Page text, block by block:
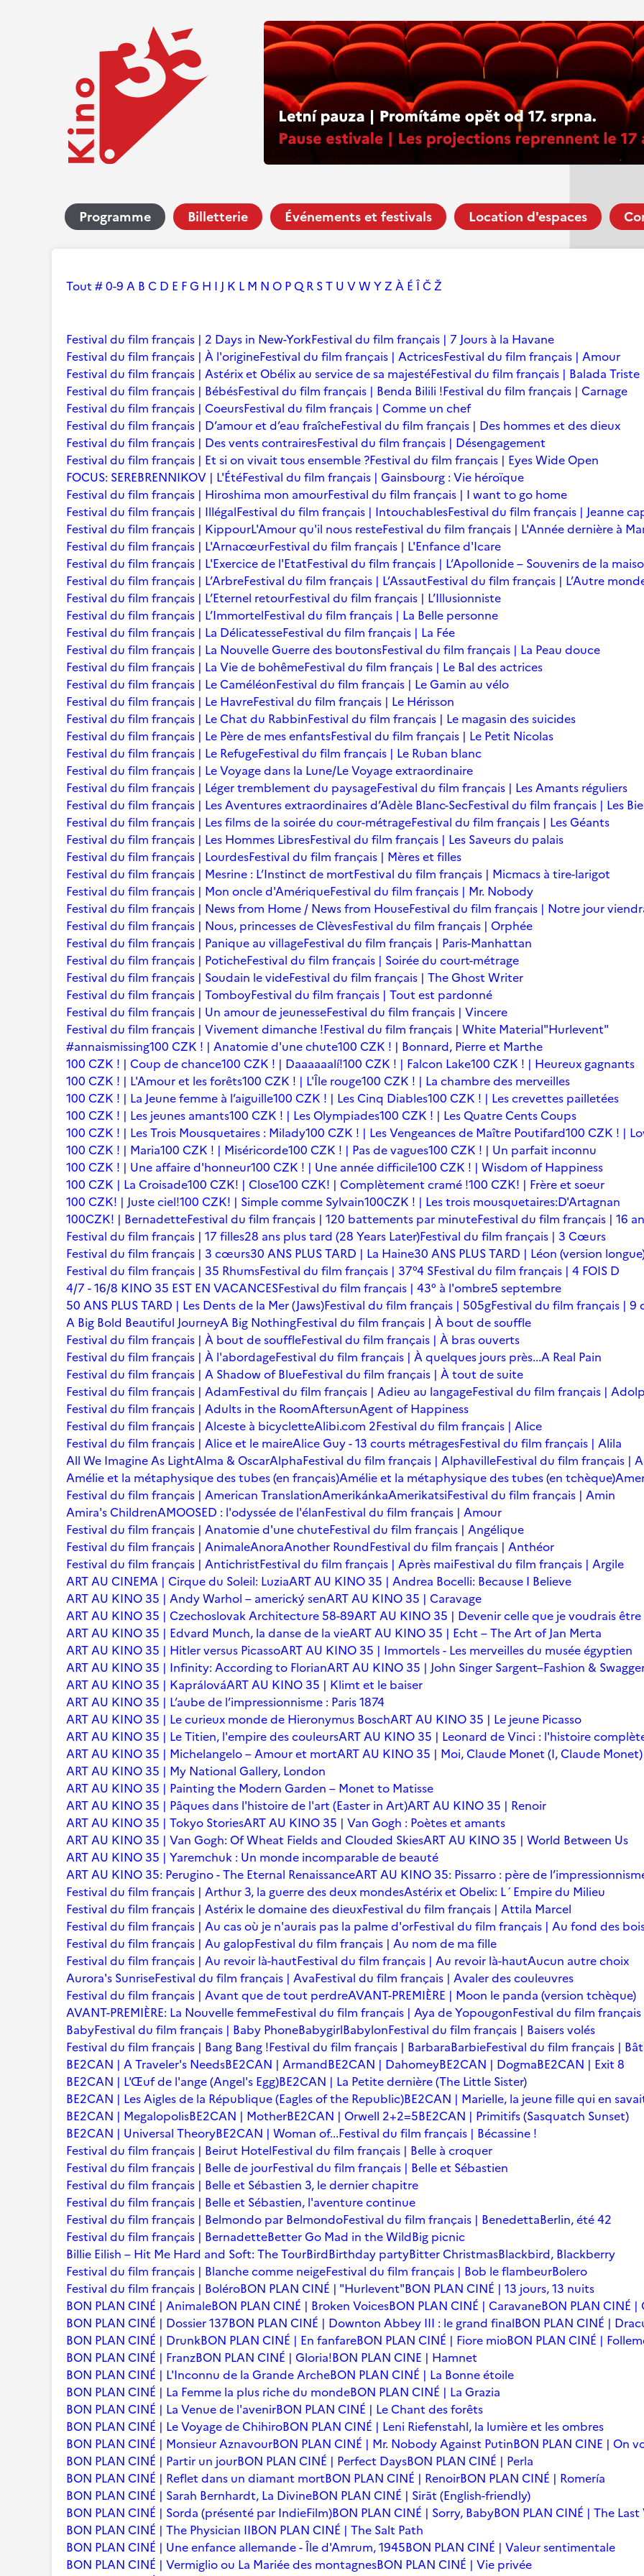
Programme Billetterie Événements et festivals Location d'espaces
Tout # 0-9 A B C D E FG H I J K L M N O PQ R ST U VW YZ À É ÎČŽ
Festival du film français | 2 Days in New-YorkFestival du film français | 7 Jours à la Havane
Festival du film français | À l'origineFestival du film français | ActricesFestival du film français | Amour
Festival du film français | Astérix et Obélix au service de sa majestéFestival du film français | Balada Triste
Festival du film français | BébésFestival du film français | Benda Bilili !Festival du film français | Carnage
Festival du film français | CoeursFestival du film français | Comme un chef
Festival du film français | D’amour et d’eau fraîcheFestival du film français | Des hommes et des dieux
Festival du film français | Des vents contrairesFestival du film français | Désengagement
Festival du film français | Et si on vivait tous ensemble ?Festival du film français | Eyes Wide Open
FOCUS: SEREBRENNIKOV | L'ÉtéFestival du film français | Gainsbourg : Vie héroïque
Festival du film français | Hiroshima mon amourFestival du film français | I want to go home
Festival du film français | IllégalFestival du film français | IntouchablesFestival du film français | Jeanne
Festival du film français | KippourL'Amour qu'il nous resteFestival du film français | L'Année dernière à
Festival du film français | L'ArnacœurFestival du film français | L'Enfance d'Icare
Festival du film français | L'Exercice de l'EtatFestival du film français | L’Apollonide – Souvenirs de la
Festival du film français | L’ArbreFestival du film français | L’AssautFestival du film français | L’Autre
Festival du film français | L’Eternel retourFestival du film français | L’Illusionniste
Festival du film français | L’ImmortelFestival du film français | La Belle personne
Festival du film français | La DélicatesseFestival du film français | La Fée
Festival du film français | La Nouvelle Guerre des boutonsFestival du film français | La Peau douce
Festival du film français | La Vie de bohêmeFestival du film français | Le Bal des actrices
Festival du film français | Le CaméléonFestival du film français | Le Gamin au vélo
Festival du film français | Le HavreFestival du film français | Le Hérisson
Festival du film français | Le Chat du RabbinFestival du film français | Le magasin des suicides
Festival du film français | Le Père de mes enfantsFestival du film français | Le Petit Nicolas
Festival du film français | Le RefugeFestival du film français | Le Ruban blanc
Festival du film français | Le Voyage dans la Lune/Le Voyage extraordinaire
Festival du film français | Léger tremblement du paysageFestival du film français | Les Amants réguliers
Festival du film français | Les Aventures extraordinaires d’Adèle Blanc-SecFestival du film français | Les
Festival du film français | Les films de la soirée du cour-métrageFestival du film français | Les Géants
Festival du film français | Les Hommes LibresFestival du film français | Les Saveurs du palais
Festival du film français | LourdesFestival du film français | Mères et filles
Festival du film français | Mesrine : L’Instinct de mortFestival du film français | Micmacs à tire-larigot
Festival du film français | Mon oncle d'AmériqueFestival du film français | Mr. Nobody
Festival du film français | News from Home / News from HouseFestival du film français | Notre jour
Festival du film français | Nous, princesses de ClèvesFestival du film français | Orphée
Festival du film français | Panique au villageFestival du film français | Paris-Manhattan
Festival du film français | PoticheFestival du film français | Soirée du court-métrage
Festival du film français | Soudain le videFestival du film français | The Ghost Writer
Festival du film français | TomboyFestival du film français | Tout est pardonné
Festival du film français | Un amour de jeunesseFestival du film français | Vincere
Festival du film français | Vivement dimanche !Festival du film français | White Material"Hurlevent"
#annaismissing100 CZK ! | Anatomie d'une chute100 CZK ! | Bonnard, Pierre et Marthe
100 CZK ! | Coup de chance100 CZK ! | Daaaaaalí!100 CZK ! | Falcon Lake100 CZK ! | Heureux gagnants
100 CZK ! | L'Amour et les forêts100 CZK ! | L'Île rouge100 CZK ! | La chambre des merveilles
100 CZK ! | La Jeune femme à l’aiguille100 CZK ! | Les Cinq Diables100 CZK ! | Les crevettes pailletées
100 CZK ! | Les jeunes amants100 CZK ! | Les Olympiades100 CZK ! | Les Quatre Cents Coups
100 CZK ! | Les Trois Mousquetaires : Milady100 CZK ! | Les Vengeances de Maître Poutifard100 CZK ! |
100 CZK ! | Maria100 CZK ! | Miséricorde100 CZK ! | Pas de vagues100 CZK ! | Un parfait inconnu
100 CZK ! | Une affaire d'honneur100 CZK ! | Une année difficile100 CZK ! | Wisdom of Happiness
100 CZK | La Croisade100 CZK! | Close100 CZK! | Complètement cramé !100 CZK! | Frère et soeur
100 CZK! | Juste ciel!100 CZK! | Simple comme Sylvain100CZK ! | Les trois mousquetaires:D'Artagnan
100CZK! | BernadetteFestival du film français | 120 battements par minuteFestival du film français | 16
Festival du film français | 17 filles28 ans plus tard (28 Years Later)Festival du film français | 3 Cœurs
Festival du film français | 3 cœurs30 ANS PLUS TARD | La Haine30 ANS PLUS TARD | Léon (version
Festival du film français | 35 RhumsFestival du film français | 37°4 SFestival du film français | 4 FOIS D
4/7 - 16/8 KINO 35 EST EN VACANCESFestival du film français | 43° à l'ombre5 septembre
50 ANS PLUS TARD | Les Dents de la Mer (Jaws)Festival du film français | 505gFestival du film français | 9
A Big Bold Beautiful JourneyA Big NothingFestival du film français | À bout de souffle
Festival du film français | À bout de souffleFestival du film français | À bras ouverts
Festival du film français | À l'abordageFestival du film français | À quelques jours près...A Real Pain
Festival du film français | A Shadow of BlueFestival du film français | À tout de suite
Festival du film français | AdamFestival du film français | Adieu au langageFestival du film français |
Festival du film français | Adults in the RoomAftersunAgent of Happiness
Festival du film français | Alceste à bicycletteAlibi.com 2Festival du film français | Alice
Festival du film français | Alice et le maireAlice Guy - 13 courts métragesFestival du film français | Alila
All We Imagine As LightAlma & OscarAlphaFestival du film français | AlphavilleFestival du film français |
Amélie et la métaphysique des tubes (en français)Amélie et la métaphysique des tubes (en tchèque)
Festival du film français | American TranslationAmerikánkaAmerikatsiFestival du film français | Amin
Amira's ChildrenAMOOSED : l'odyssée de l'élanFestival du film français | Amour
Festival du film français | Anatomie d'une chuteFestival du film français | Angélique
Festival du film français | AnimaleAnoraAnother RoundFestival du film français | Anthéor
Festival du film français | AntichristFestival du film français | Après maiFestival du film français | Argile
ART AU CINEMA | Cirque du Soleil: LuziaART AU KINO 35 | Andrea Bocelli: Because I Believe
ART AU KINO 35 | Andy Warhol – americký senART AU KINO 35 | Caravage
ART AU KINO 35 | Czechoslovak Architecture 58-89ART AU KINO 35 | Devenir celle que je voudrais être
ART AU KINO 35 | Edvard Munch, la danse de la vieART AU KINO 35 | Echt – The Art of Jan Merta
ART AU KINO 35 | Hitler versus PicassoART AU KINO 35 | Immortels - Les merveilles du musée égyptien
ART AU KINO 35 | Infinity: According to FlorianART AU KINO 35 | John Singer Sargent–Fashion &
ART AU KINO 35 | KaprálováART AU KINO 35 | Klimt et le baiser
ART AU KINO 35 | L’aube de l’impressionnisme : Paris 1874
ART AU KINO 35 | Le curieux monde de Hieronymus BoschART AU KINO 35 | Le jeune Picasso
ART AU KINO 35 | Le Titien, l'empire des couleursART AU KINO 35 | Leonard de Vinci : l'histoire
ART AU KINO 35 | Michelangelo – Amour et mortART AU KINO 35 | Moi, Claude Monet (I, Claude Monet)
ART AU KINO 35 | My National Gallery, London
ART AU KINO 35 | Painting the Modern Garden – Monet to Matisse
ART AU KINO 35 | Pâques dans l'histoire de l'art (Easter in Art)ART AU KINO 35 | Renoir
ART AU KINO 35 | Tokyo StoriesART AU KINO 35 | Van Gogh : Poètes et amants
ART AU KINO 35 | Van Gogh: Of Wheat Fields and Clouded SkiesART AU KINO 35 | World Between Us
ART AU KINO 35 | Yaremchuk : Un monde incomparable de beauté
ART AU KINO 35: Perugino - The Eternal RenaissanceART AU KINO 35: Pissarro : père de
Festival du film français | Arthur 3, la guerre des deux mondesAstérix et Obelix: L´Empire du Milieu
Festival du film français | Astérix le domaine des dieuxFestival du film français | Attila Marcel
Festival du film français | Au cas où je n'aurais pas la palme d'orFestival du film français | Au fond des
Festival du film français | Au galopFestival du film français | Au nom de ma fille
Festival du film français | Au revoir là-hautFestival du film français | Au revoir là-hautAucun autre choix
Aurora's SunriseFestival du film français | AvaFestival du film français | Avaler des couleuvres
Festival du film français | Avant que de tout perdreAVANT-PREMIÈRE | Moon le panda (version tchèque)
AVANT-PREMIÈRE: La Nouvelle femmeFestival du film français | Aya de YopougonFestival du film français
BabyFestival du film français | Baby PhoneBabygirlBabylonFestival du film français | Baisers volés
Festival du film français | Bang Bang !Festival du film français | BarbaraBarbieFestival du film français |
BE2CAN | A Traveler's NeedsBE2CAN | ArmandBE2CAN | DahomeyBE2CAN | DogmaBE2CAN | Exit 8
BE2CAN | L'Œuf de l'ange (Angel's Egg)BE2CAN | La Petite dernière (The Little Sister)
BE2CAN | Les Aigles de la République (Eagles of the Republic)BE2CAN | Marielle, la jeune fille qui en
BE2CAN | MegalopolisBE2CAN | MotherBE2CAN | Orwell 2+2=5BE2CAN | Primitifs (Sasquatch Sunset)
BE2CAN | Universal TheoryBE2CAN | Woman of...Festival du film français | Bécassine !
Festival du film français | Beirut HotelFestival du film français | Belle à croquer
Festival du film français | Belle de jourFestival du film français | Belle et Sébastien
Festival du film français | Belle et Sébastien 3, le dernier chapitre
Festival du film français | Belle et Sébastien, l'aventure continue
Festival du film français | Belmondo par BelmondoFestival du film français | BenedettaBerlin, été 42
Festival du film français | BernadetteBetter Go Mad in the WildBig picnic
Billie Eilish – Hit Me Hard and Soft: The TourBirdBirthday partyBitter ChristmasBlackbird, Blackberry
Festival du film français | Blanche comme neigeFestival du film français | Bob le flambeurBolero
Festival du film français | BoléroBON PLAN CINÉ | "Hurlevent"BON PLAN CINÉ | 13 jours, 13 nuits
BON PLAN CINÉ | AnimaleBON PLAN CINÉ | Broken VoicesBON PLAN CINÉ | CaravaneBON PLAN CINÉ
BON PLAN CINÉ | Dossier 137BON PLAN CINÉ | Downton Abbey III : le grand finalBON PLAN CINÉ |
BON PLAN CINÉ | DrunkBON PLAN CINÉ | En fanfareBON PLAN CINÉ | Fiore mioBON PLAN CINÉ |
BON PLAN CINÉ | FranzBON PLAN CINÉ | Gloria!BON PLAN CINE | Hamnet
BON PLAN CINÉ | L'Inconnu de la Grande ArcheBON PLAN CINÉ | La Bonne étoile
BON PLAN CINÉ | La Femme la plus riche du mondeBON PLAN CINÉ | La Grazia
BON PLAN CINÉ | La Venue de l'avenirBON PLAN CINÉ | Le Chant des forêts
BON PLAN CINÉ | Le Voyage de ChihiroBON PLAN CINÉ | Leni Riefenstahl, la lumière et les ombres
BON PLAN CINÉ | Monsieur AznavourBON PLAN CINÉ | Mr. Nobody Against PutinBON PLAN CINE | On
BON PLAN CINÉ | Partir un jourBON PLAN CINÉ | Perfect DaysBON PLAN CINÉ | Perla
BON PLAN CINÉ | Reflet dans un diamant mortBON PLAN CINÉ | RenoirBON PLAN CINÉ | Romería
BON PLAN CINÉ | Sarah Bernhardt, La DivineBON PLAN CINÉ | Sirāt (English-friendly)
BON PLAN CINÉ | Sorda (présenté par IndieFilm)BON PLAN CINÉ | Sorry, BabyBON PLAN CINÉ | The
BON PLAN CINÉ | The Physician IIBON PLAN CINÉ | The Salt Path
BON PLAN CINÉ | Une enfance allemande - Île d'Amrum, 1945BON PLAN CINÉ | Valeur sentimentale
BON PLAN CINÉ | Vermiglio ou La Mariée des montagnesBON PLAN CINÉ | Vie privée